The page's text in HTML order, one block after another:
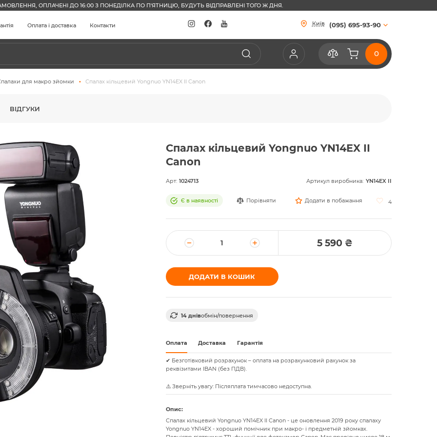
ОПЛАЧЕНІ ДО 16:00 З ПОНЕДІЛКА ПО П'ЯТНИЦЮ, БУДУТЬ ВІДПРАВЛЕНІ ТОГО Ж ДНЯ.
Оплата і доставка Контакти Київ (095) 695-93-90
для макро зйомки Спалах кільцевий Yongnuo YN14EX II Canon
ВІДГУКИ
Спалах кільцевий Yongnuo YN14EX II
Canon
Арт: 1024713 Артикул виробника: YN14EX II
Є в наявності Порівняти Додати в побажання 4
5 590 ₴
ДОДАТИ В КОШИК
14 днівобмін/повернення
Оплата Доставка Гарантія
✔ Безготівковий розрахунок – оплата на розрахунковий рахунок за
реквізитами IBAN (без ПДВ).
⚠️ Зверніть увагу: Післяплата тимчасово недоступна.
Опис:
Спалах кільцевий Yongnuo YN14EX II Canon - це оновлення 2019 року спалаху
Yongnuo YN14EX - хороший помічник при макро- і предметній зйомках.